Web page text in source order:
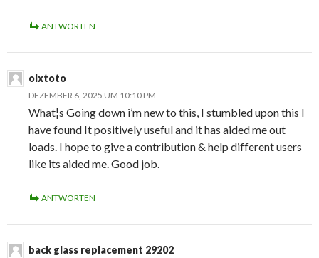
ANTWORTEN
olxtoto
DEZEMBER 6, 2025 UM 10:10 PM
What¦s Going down i’m new to this, I stumbled upon this I
have found It positively useful and it has aided me out
loads. I hope to give a contribution & help different users
like its aided me. Good job.
ANTWORTEN
back glass replacement 29202